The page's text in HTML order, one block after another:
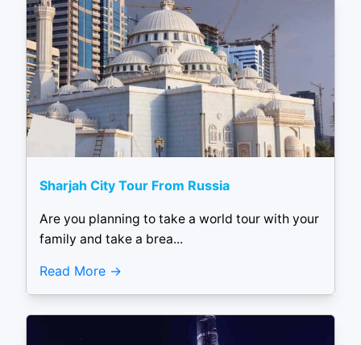
Sharjah City Tour From Russia
Are you planning to take a world tour with your
family and take a brea...
Read More